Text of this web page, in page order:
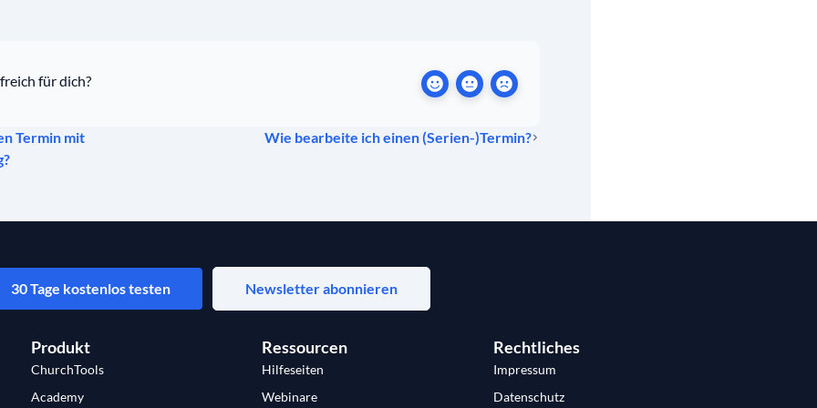
für dich?
Termin mit
Wie bearbeite ich einen (Serien-)Termin?
30 Tage kostenlos testen Newsletter abonnieren
Produkt
ChurchTools
Academy
Ressourcen
Hilfeseiten
Webinare
Rechtliches
Impressum
Datenschutz